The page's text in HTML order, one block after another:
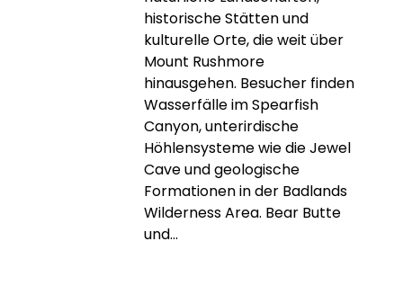
historische Stätten und
kulturelle Orte, die weit über
Mount Rushmore
hinausgehen. Besucher finden
Wasserfälle im Spearfish
Canyon, unterirdische
Höhlensysteme wie die Jewel
Cave und geologische
Formationen in der Badlands
Wilderness Area. Bear Butte
und...